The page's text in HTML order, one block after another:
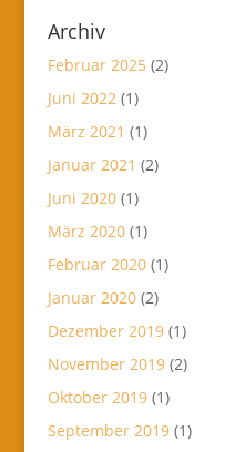
Archiv
Februar 2025 (2)
Juni 2022(1)
März 2021 (1)
Januar 2021 (2)
Juni 2020(1)
März 2020(1)
Februar 2020(1)
Januar 2020(2)
Dezember 2019(1)
November 2019(2)
Oktober 2019(1)
September 2019(1)